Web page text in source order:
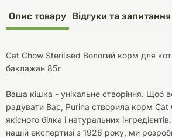
Опис товару Відгуки та
Cat Chow Sterilised Вологий корм для
баклажан 85г
Ваша кішка - унікальне створіння. Щоб
радувати Вас, Purina створила корм Cat
якісного білка і натуральних
нашій експертизі з 1926 року, ми